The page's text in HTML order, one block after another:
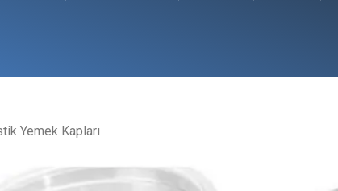
Yemek Kapları